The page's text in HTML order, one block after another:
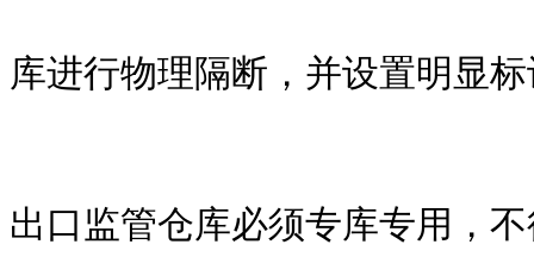
库进行物理隔断，并设置明显
出口监管仓库必须专库专用，